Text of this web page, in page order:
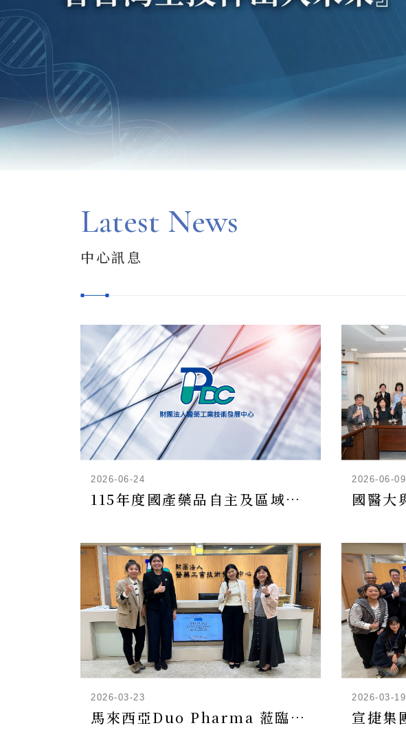
Latest News
中心訊息
2026-06-24
115年度國產藥品自主及區域聯盟協作計畫-輔導申請
2026-06-09
2026-03-23
馬來西亞Duo Pharma 蒞臨本中心交流臺馬雙邊合作商機
2026-03-19